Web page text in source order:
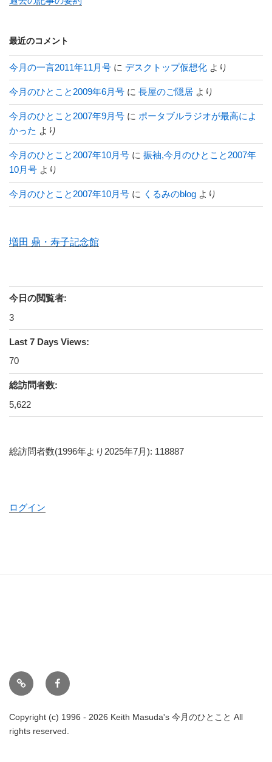
最近のコメント
今月の一言2011年11月号 に デスクトップ仮想化 より
今月のひとこと2009年6月号 に 長屋のご隠居 より
今月のひとこと2007年9月号 に ポータブルラジオが最高によ
かった より
今月のひとこと2007年10月号 に 振袖,今月のひとこと2007年
10月号 より
今月のひとこと2007年10月号 に くるみのblog より
増田 鼎・寿子記念館
今日の閲覧者:
3
Last 7 Days Views:
70
総訪問者数:
5,622
総訪問者数(1996年より2025年7月): 118887
ログイン
ホ
ー
Face
book
Copyright (c) 1996 - 2026 Keith Masuda's 今月のひとこと All
rights reserved.